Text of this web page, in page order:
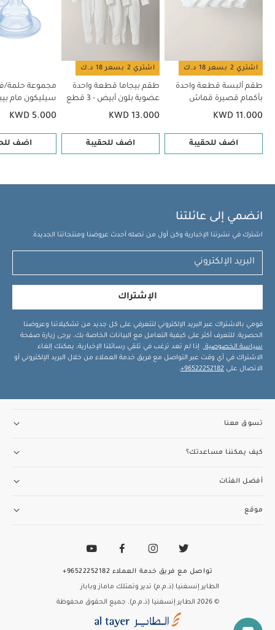
اشتري 2 بسعر 18 د.ك
طقم ألبسة قطعة واحدة
بأكمام قصيرة قماش
عضوي بلون أبيض - 5 قطع
KWD 11.000
اضف للحقيبة
اشتري 2 بسعر 18 د.ك
طقم بيجاما قطعة واحدة
عضوية بلون أبيض - 3 قطع
KWD 13.000
اضف للحقيبة
مجموعة حلمة/
عبوة قطعتين
KWD 5.000
اضف
انضمي إلى عائلتنا
اشترك في نشرتنا الإخبارية وكن أول من تصله أحدث عروضنا ومنتجاتنا الجديدة.
الإشتراك
قومي بالاشتراك عبر البريد الإلكتروني لتتعرفي على كل جديد من تشكيلاتنا وعروضنا
الحصرية. للتعرف أكثر على كيفية التعامل مع البيانات الخاصة بك، يرجى زيارة صفحة
سياسة الخصوصية . إذا لم تعد ترغب في تلقي رسائلنا الإخبارية، يمكنك إلغاء
الاشتراك في أي وقت عبر التواصل مع فريق خدمة العملاء من خلال البريد الإلكتروني أو
الاتصال على 96522252182+
.
تسوق معنا
كيف يمكننا مساعدتك؟
أفضل الفئات
موقع
الطاير إنسغنيا (ذ.م.م) تدير وتمتلك ماماز وباباز
© 2026 الطاير إنسغنيا (ذ.م.م). جميع الحقوق محفوظة
تواصل مع فريق خدمة العملاء 96522252182+